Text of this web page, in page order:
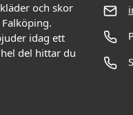
och skor
idag ett
del hittar du